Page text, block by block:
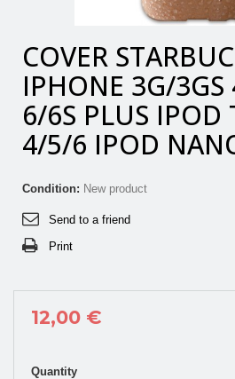
COVER
IPHONE 3G/
6/6S PLUS IPOD
4/5/6 IPOD
Condition: New product
Send to a friend
Print
12,00 €
Quantity